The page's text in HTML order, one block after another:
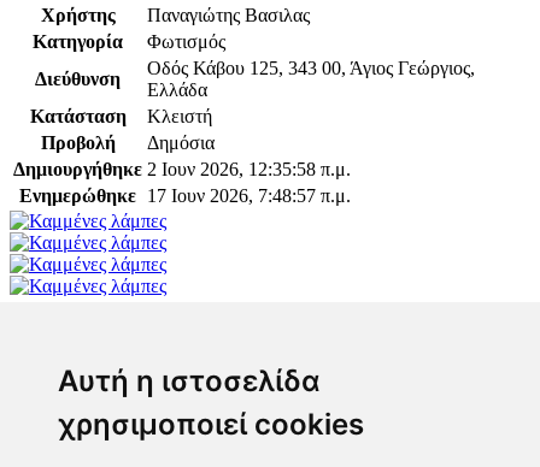
Αυτή η ιστοσελίδα
χρησιμοποιεί cookies
Χρήστης
Παναγιώτης Βασιλας
Κατηγορία
Φωτισμός
Διεύθυνση
Οδός Κάβου 125, 343 00, Άγιος Γεώργιος,
Ελλάδα
Κατάσταση
Κλειστή
Προβολή
Δημόσια
Δημιουργήθηκε 2 Ιουν 2026, 12:35:58 π.μ.
Ενημερώθηκε 17 Ιουν 2026, 7:48:57 π.μ.